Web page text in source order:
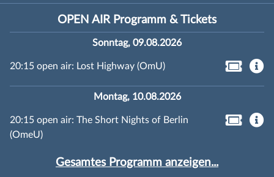
OPEN AIR Programm & Tickets
Sonntag, 09.08.2026
20:15 open air: Lost Highway (OmU)
Montag, 10.08.2026
20:15 open air: The Short Nights of Berlin
(OmeU)
Gesamtes Programm anzeigen...